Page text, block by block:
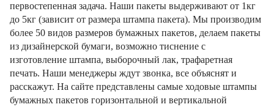
первостепенная задача. Наши пакеты выдерживают от 1кг
до 5кг (зависит от размера штампа пакета). Мы производим
более 50 видов размеров бумажных пакетов, делаем пакеты
из дизайнерской бумаги, возможно тиснение с
изготовление штампа, выборочный лак, трафаретная
печать. Наши менеджеры ждут звонка, все объяснят и
расскажут. На сайте представлены самые ходовые штампы
бумажных пакетов горизонтальной и вертикальной